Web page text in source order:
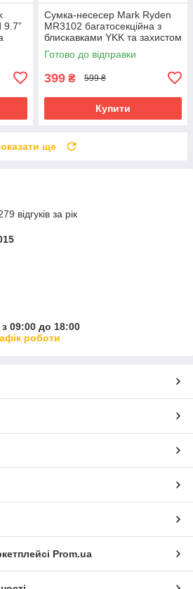
9.7”
Сумка-несесер Mark Ryden
MR3102 багатосекційна з
блискавками YKK та захистом
від вологи (Чорний)
Готово до відправки
399 ₴ 599 ₴
Купити
ще
відгуків за рік
09:00 до 18:00
роботи
Prom.ua